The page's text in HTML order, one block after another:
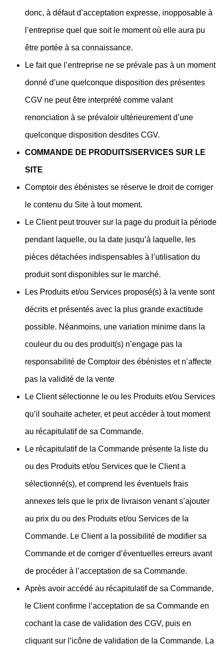
donc, à défaut d’acceptation expresse, inopposable à
l’entreprise quel que soit le moment où elle aura pu
être portée à sa connaissance.
Le fait que l’entreprise ne se prévale pas à un moment
donné d’une quelconque disposition des présentes
CGV ne peut être interprété comme valant
renonciation à se prévaloir ultérieurement d’une
quelconque disposition desdites CGV.
COMMANDE DE PRODUITS/SERVICES SUR LE
SITE
Comptoir des ébénistes se réserve le droit de corriger
le contenu du Site à tout moment.
Le Client peut trouver sur la page du produit la période
pendant laquelle, ou la date jusqu’à laquelle, les
pièces détachées indispensables à l’utilisation du
produit sont disponibles sur le marché.
Les Produits et/ou Services proposé(s) à la vente sont
décrits et présentés avec la plus grande exactitude
possible. Néanmoins, une variation minime dans la
couleur du ou des produit(s) n’engage pas la
responsabilité de Comptoir des ébénistes et n’affecte
pas la validité de la vente
Le Client sélectionne le ou les Produits et/ou Services
qu’il souhaite acheter, et peut accéder à tout moment
au récapitulatif de sa Commande.
Le récapitulatif de la Commande présente la liste du
ou des Produits et/ou Services que le Client a
sélectionné(s), et comprend les éventuels frais
annexes tels que le prix de livraison venant s’ajouter
au prix du ou des Produits et/ou Services de la
Commande. Le Client a la possibilité de modifier sa
Commande et de corriger d’éventuelles erreurs avant
de procéder à l’acceptation de sa Commande.
Après avoir accédé au récapitulatif de sa Commande,
le Client confirme l’acceptation de sa Commande en
cochant la case de validation des CGV, puis en
cliquant sur l’icône de validation de la Commande. La